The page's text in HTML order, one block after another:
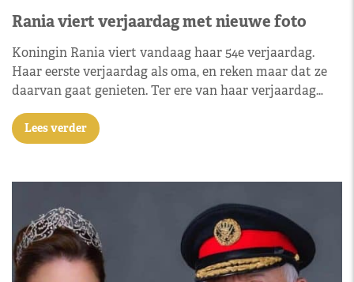
Rania viert verjaardag met nieuwe foto
Koningin Rania viert vandaag haar 54e verjaardag.
Haar eerste verjaardag als oma, en reken maar dat ze
daarvan gaat genieten. Ter ere van haar verjaardag…
Lees verder